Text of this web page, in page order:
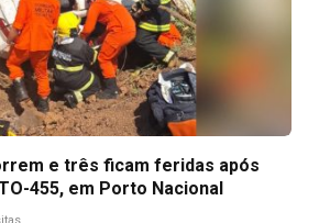
e três ficam feridas após
455, em Porto Nacional